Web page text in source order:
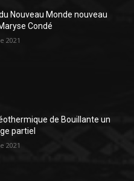
du Nouveau Monde nouveau
Condé
2021
de Bouillante un
partiel
2021